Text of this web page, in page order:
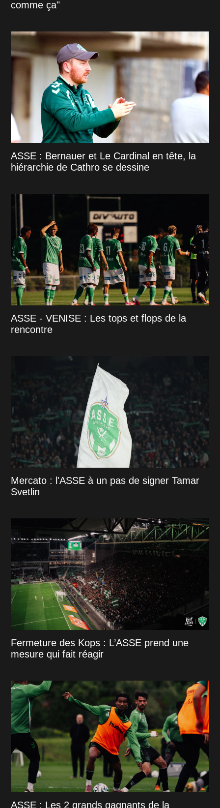
comme ça"
ASSE : Bernauer et Le Cardinal en tête, la
hiérarchie de Cathro se dessine
ASSE - VENISE : Les tops et flops de la
rencontre
Mercato : l'ASSE à un pas de signer Tamar
Svetlin
Fermeture des Kops : L’ASSE prend une
mesure qui fait réagir
ASSE : Les 2 grands gagnants de la